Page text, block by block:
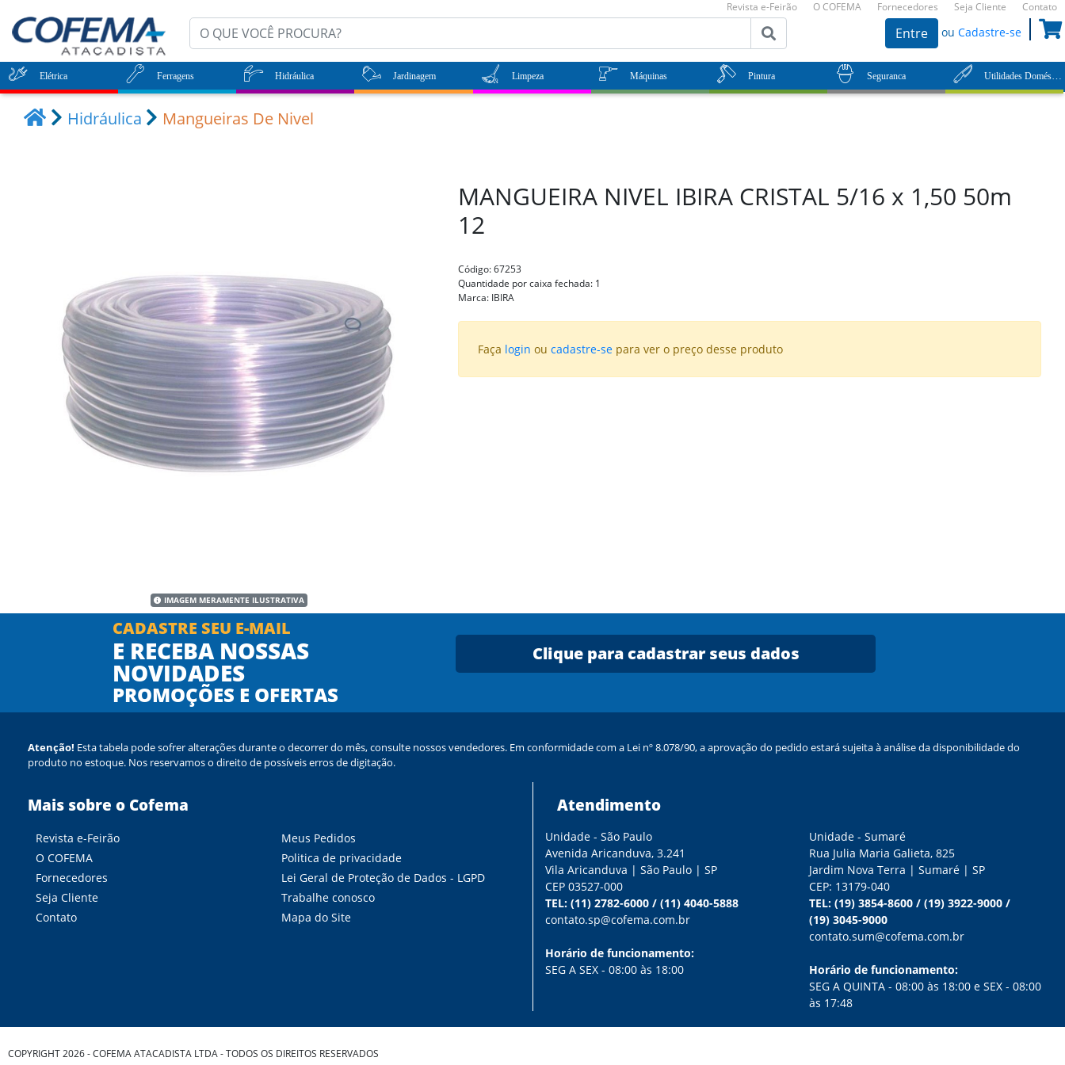
Revista e-Feirão O COFEMA Fornecedores Seja Cliente Contato
Entre ou Cadastre-se
Elétrica Ferragens Hidráulica Jardinagem Limpeza Máquinas Pintura Seguranca Utilidades Domésticas
Hidráulica Mangueiras De Nivel
IMAGEM MERAMENTE ILUSTRATIVA
MANGUEIRA NIVEL IBIRA CRISTAL 5/16 x 1,50 50m
12
Código:67253
Quantidade por caixa fechada:1
Marca:IBIRA
Faça login ou cadastre-separa ver o preço desse produto
CADASTRE SEU E-MAIL
E RECEBA NOSSAS
NOVIDADES
PROMOÇÕES E OFERTAS
Clique para cadastrar seus dados
Atenção! Esta tabela pode sofrer alterações durante o decorrer do mês, consulte nossos vendedores. Em conformidade com a Lei nº 8.078/90, a aprovação do pedido estará sujeita à análise da disponibilidade do
produto no estoque. Nos reservamos o direito de possíveis erros de digitação.
Mais sobre o Cofema
Revista e-Feirão
O COFEMA
Fornecedores
Seja Cliente
Contato
Meus Pedidos
Politica de privacidade
Lei Geral de Proteção de Dados - LGPD
Trabalhe conosco
Mapa do Site
Atendimento
Unidade - São Paulo
Avenida Aricanduva, 3.241
Vila Aricanduva | São Paulo | SP
CEP 03527-000
TEL: (11) 2782-6000 / (11) 4040-5888
contato.sp@cofema.com.br
Horário de funcionamento:
SEG A SEX - 08:00 às 18:00
Unidade - Sumaré
Rua Julia Maria Galieta, 825
Jardim Nova Terra | Sumaré | SP
CEP: 13179-040
TEL: (19) 3854-8600 / (19) 3922-9000 /
(19) 3045-9000
contato.sum@cofema.com.br
Horário de funcionamento:
SEG A QUINTA - 08:00 às 18:00 e SEX - 08:00
às 17:48
COPYRIGHT 2026 - COFEMA ATACADISTA LTDA - TODOS OS DIREITOS RESERVADOS